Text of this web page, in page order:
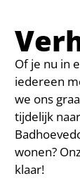
Of je nu in
iedereen
we ons
tijdelijk
wonen?
klaar!